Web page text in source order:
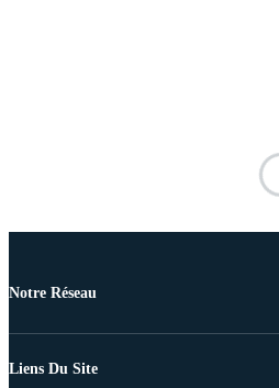
Notre Réseau
Liens Du Site